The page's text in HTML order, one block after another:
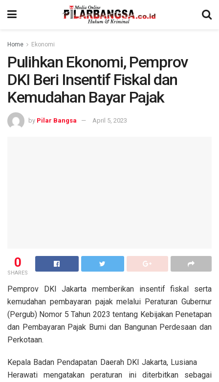
Home Ekonomi
Pulihkan Ekonomi, Pemprov
DKI Beri Insentif Fiskal dan
Kemudahan Bayar Pajak
by Pilar Bangsa April 5, 2023
0
SHARES
Pemprov DKI Jakarta memberikan insentif fiskal serta
kemudahan pembayaran pajak melalui Peraturan Gubernur
(Pergub) Nomor 5 Tahun 2023 tentang Kebijakan Penetapan
dan Pembayaran Pajak Bumi dan Bangunan Perdesaan dan
Perkotaan.
Kepala Badan Pendapatan Daerah DKI Jakarta, Lusiana
Herawati mengatakan peraturan ini diterbitkan sebagai